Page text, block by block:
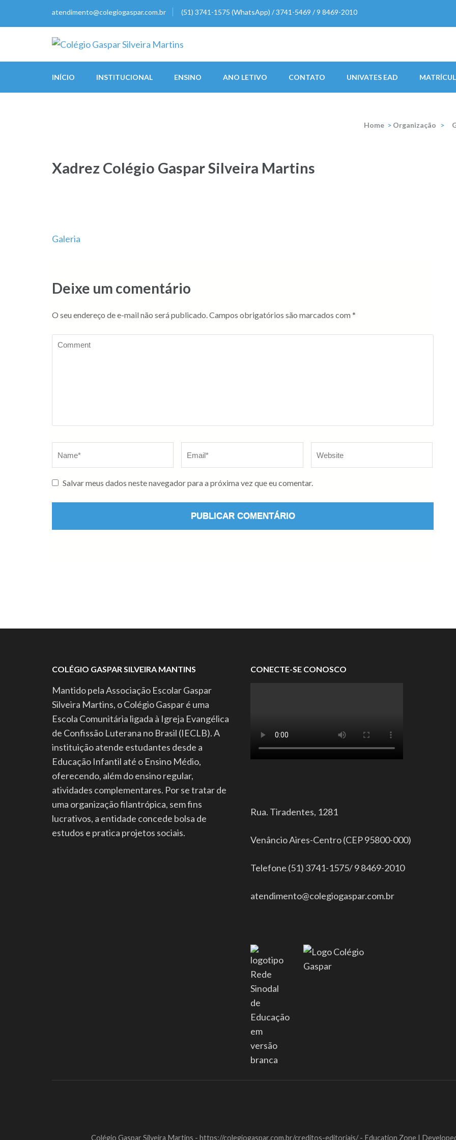
Enter)
atendimento@colegiogaspar.com.br (51) 3741-1575 (WhatsApp) / 3741-5469 / 9 8469-2010
Colégio Gaspar Silveira Martins
INÍCIO INSTITUCIONAL ENSINO ANO LETIVO CONTATO UNIVATES EAD
Home > Organização >
Xadrez Colégio Gaspar Silveira Martins
Navegação
Galeria
Deixe um comentário
O seu endereço de e-mail não será publicado.Campos obrigatórios são marcados com *
Comment
Salvar meus dados neste navegador para a próxima vez que eu comentar.
COLÉGIO GASPAR SILVEIRA MANTINS
Mantido pela Associação Escolar Gaspar
Silveira Martins, o Colégio Gaspar é uma
Escola Comunitária ligada à Igreja Evangélica
de Confissão Luterana no Brasil (IECLB). A
instituição atende estudantes desde a
Educação Infantil até o Ensino Médio,
oferecendo, além do ensino regular,
atividades complementares. Por se tratar de
uma organização filantrópica, sem fins
lucrativos, a entidade concede bolsa de
estudos e pratica projetos sociais.
CONECTE-SE CONOSCO
Rua. Tiradentes, 1281
Venâncio Aires-Centro (CEP 95800-000)
Telefone (51) 3741-1575/ 9 8469-2010
atendimento@colegiogaspar.com.br
Colégio Gaspar Silveira Martins - https://colegiogaspar.com.br/creditos-editoriais/ - Education Zone |